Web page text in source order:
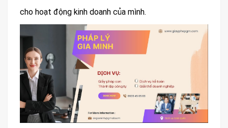
cho hoạt động kinh doanh của mình.